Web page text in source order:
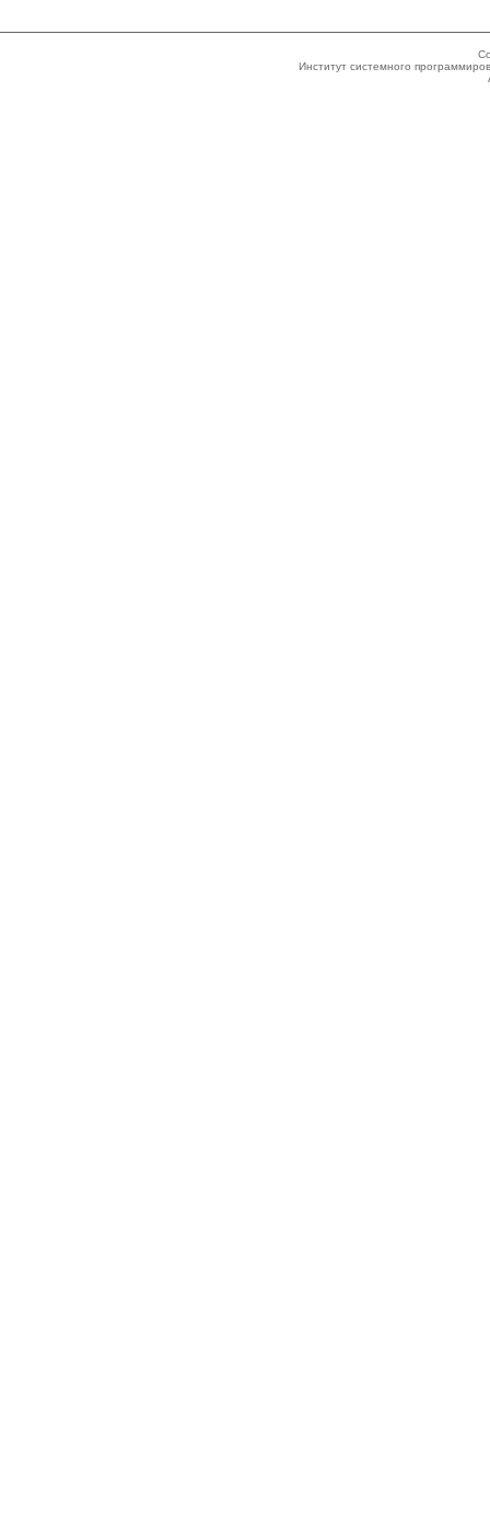
Институт системного